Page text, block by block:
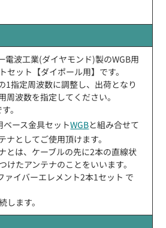
電波工業(ダイヤモンド)製のWGB用
セット【ダイポール用】です。
1指定周波数に調整し、出荷となり
周波数を指定してください。
。
ベース金具セットWGBと組み合せて
ナとしてご使用頂けます。
とは、ケーブルの先に2本の直線状
けたアンテナのことをいいます。
ァイバーエレメント2本1セット で
ます。